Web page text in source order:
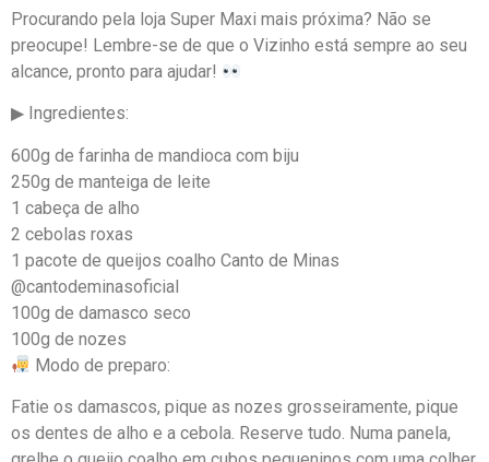
Procurando pela loja Super Maxi mais próxima? Não se
preocupe! Lembre-se de que o Vizinho está sempre ao seu
alcance, pronto para ajudar!
▶ Ingredientes:
600g de farinha de mandioca com biju
250g de manteiga de leite
1 cabeça de alho
2 cebolas roxas
1 pacote de queijos coalho Canto de Minas
@cantodeminasoficial
100g de damasco seco
100g de nozes
Modo de preparo:
Fatie os damascos, pique as nozes grosseiramente, pique
os dentes de alho e a cebola. Reserve tudo. Numa panela,